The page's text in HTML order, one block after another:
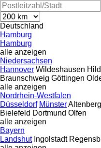
Deutschland
Hamburg
Hamburg
alle anzeigen
Niedersachsen
Hannover Wildeshausen
Braunschweig Göttingen
alle anzeigen
Nordrhein-Westfalen
Düsseldorf Münster
Bielefeld Dortmund Olfen
alle anzeigen
Bayern
Landshut Ingolstadt